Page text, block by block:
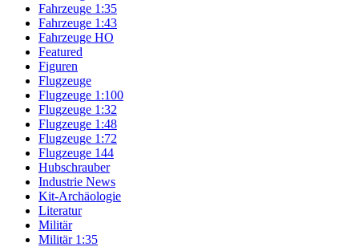
Fahrzeuge 1:35
Fahrzeuge 1:43
Fahrzeuge HO
Featured
Figuren
Flugzeuge
Flugzeuge 1:100
Flugzeuge 1:32
Flugzeuge 1:48
Flugzeuge 1:72
Flugzeuge 144
Hubschrauber
Industrie News
Kit-Archäologie
Literatur
Militär
Militär 1:35